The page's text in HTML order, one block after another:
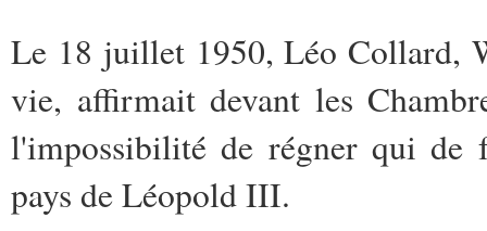
Le 18 juillet 1950, Léo Collard,
vie, affirmait devant les
l'impossibilité de régner qui de
pays de Léopold III.